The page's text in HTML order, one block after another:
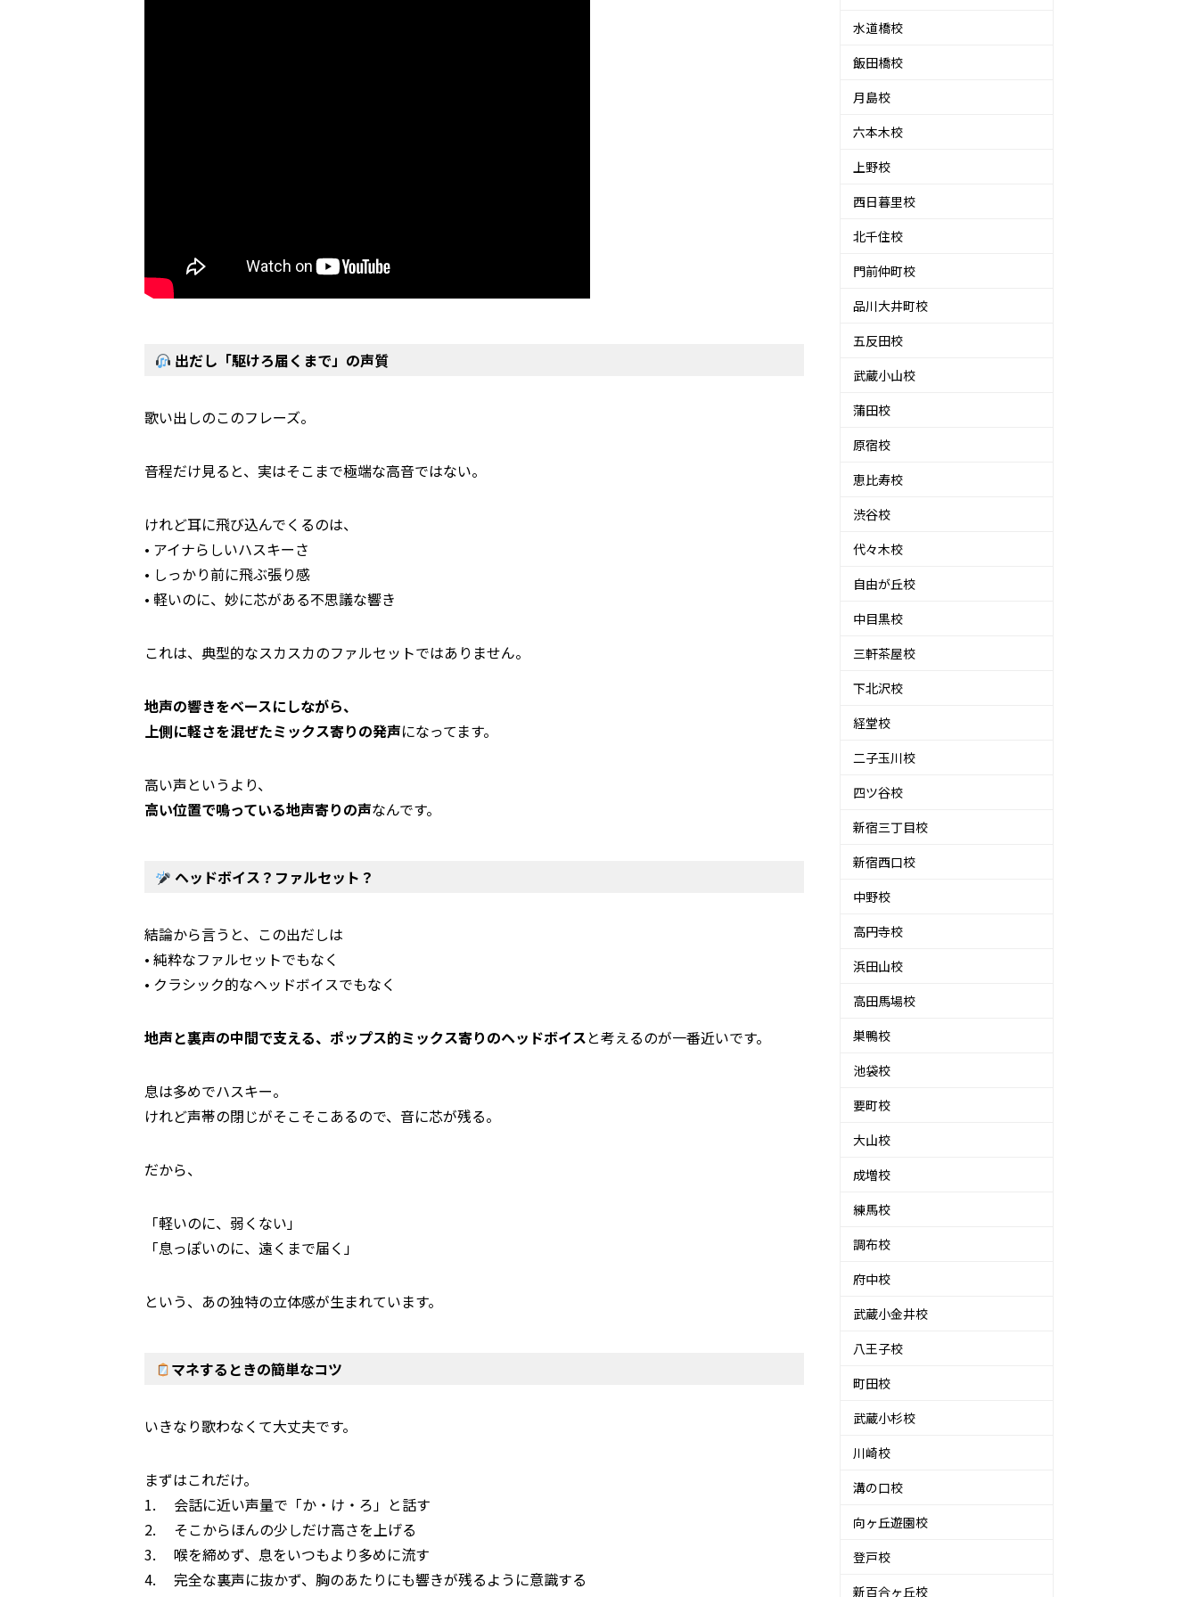
出だし「駆けろ届くまで」の声質
歌い出しのこのフレーズ。
音程だけ見ると、実はそこまで極端な高音ではない。
けれど耳に飛び込んでくるのは、
• アイナらしいハスキーさ
• しっかり前に飛ぶ張り感
• 軽いのに、妙に芯がある不思議な響き
これは、典型的なスカスカのファルセットではありません。
地声の響きをベースにしながら、
上側に軽さを混ぜたミックス寄りの発声になってます。
高い声というより、
高い位置で鳴っている地声寄りの声なんです。
ヘッドボイス？ファルセット？
結論から言うと、この出だしは
• 純粋なファルセットでもなく
• クラシック的なヘッドボイスでもなく
地声と裏声の中間で支える、ポップス的ミックス寄りのヘッドボイスと考えるのが一番近いです。
息は多めでハスキー。
けれど声帯の閉じがそこそこあるので、音に芯が残る。
だから、
「軽いのに、弱くない」
「息っぽいのに、遠くまで届く」
という、あの独特の立体感が生まれています。
マネするときの簡単なコツ
いきなり歌わなくて大丈夫です。
まずはこれだけ。
1. 会話に近い声量で「か・け・ろ」と話す
2. そこからほんの少しだけ高さを上げる
3. 喉を締めず、息をいつもより多めに流す
4. 完全な裏声に抜かず、胸のあたりにも響きが残るように意識する
水道橋校
飯田橋校
月島校
六本木校
上野校
西日暮里校
北千住校
門前仲町校
品川大井町校
五反田校
武蔵小山校
蒲田校
原宿校
恵比寿校
渋谷校
代々木校
自由が丘校
中目黒校
三軒茶屋校
下北沢校
経堂校
二子玉川校
四ツ谷校
新宿三丁目校
新宿西口校
中野校
高円寺校
浜田山校
高田馬場校
巣鴨校
池袋校
要町校
大山校
成増校
練馬校
調布校
府中校
武蔵小金井校
八王子校
町田校
武蔵小杉校
川崎校
溝の口校
向ヶ丘遊園校
登戸校
新百合ヶ丘校